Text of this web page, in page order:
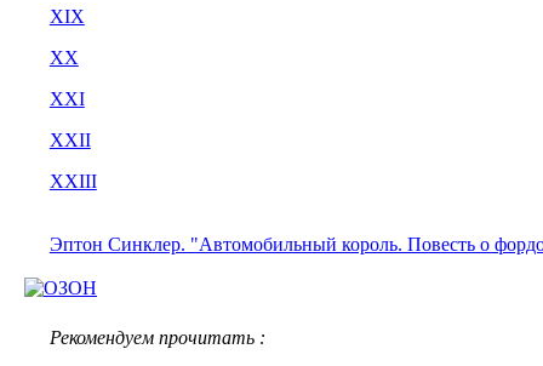
XIX
XX
XXI
XXII
XXIII
Эптон Синклер. "Автомобильный король. Повесть о
Рекомендуем прочитать :